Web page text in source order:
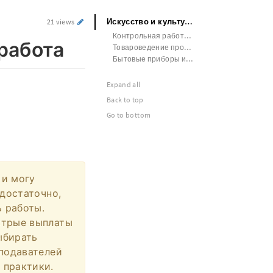
21 views
могу
работы.
выплаты
Искусство и культура Контрольная работа
Контрольная работа Социология СМИ
Товароведение продовольственных товаров
Бытовые приборы и машины Практика
Expand all
Back to top
Go to bottom